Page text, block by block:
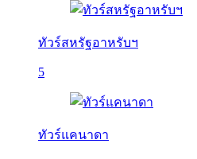
ทัวร์สหรัฐอาหรับฯ
5
ทัวร์แคนาดา